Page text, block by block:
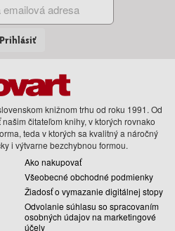
Prihlásiť
knižnom trhu od roku 1991. Od
čitateľom knihy, v ktorých rovnako
teda v ktorých sa kvalitný a náročný
i výtvarne bezchybnou formou.
Ako nakupovať
Všeobecné obchodné podmienky
Žiadosť o vymazanie digitálnej stopy
Odvolanie súhlasu so spracovaním
osobných údajov na marketingové
účely